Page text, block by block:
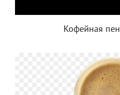
Кофейная